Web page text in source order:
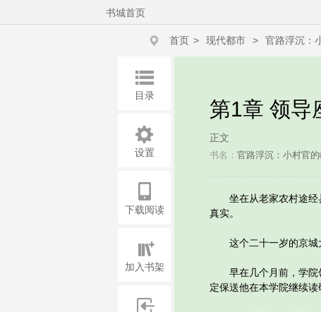
书城首页
首页 > 现代都市 > 官路浮沉：
第1章 领导
正文
书名： 官路浮沉：小村官的
坐在从老家农村途经县
真实。
这个二十一岁的京城大
早在几个月前，学院领
定保送他在本学院继续读
目录
设置
下载阅读
加入书架